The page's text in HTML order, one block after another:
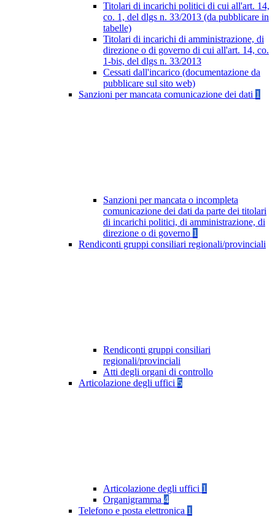
Titolari di incarichi politici di cui all'art. 14,
co. 1, del dlgs n. 33/2013 (da pubblicare in
tabelle)
Titolari di incarichi di amministrazione, di
direzione o di governo di cui all'art. 14, co.
1-bis, del dlgs n. 33/2013
Cessati dall'incarico (documentazione da
pubblicare sul sito web)
Sanzioni per mancata comunicazione dei dati 1
Sanzioni per mancata o incompleta
comunicazione dei dati da parte dei titolari
di incarichi politici, di amministrazione, di
direzione o di governo 1
Rendiconti gruppi consiliari regionali/provinciali
Rendiconti gruppi consiliari
regionali/provinciali
Atti degli organi di controllo
Articolazione degli uffici 5
Articolazione degli uffici 1
Organigramma 4
Telefono e posta elettronica 1